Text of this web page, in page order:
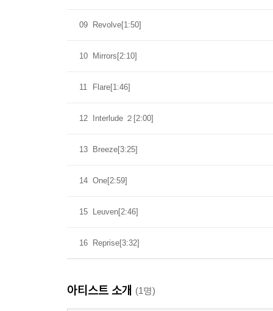
09 Revolve[1:50]
10 Mirrors[2:10]
11 Flare[1:46]
12 Interlude ２[2:00]
13 Breeze[3:25]
14 One[2:59]
15 Leuven[2:46]
16 Reprise[3:32]
아티스트 소개 (1명)